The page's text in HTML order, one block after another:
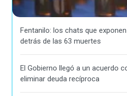
Fentanilo: los chats que
detrás de las 63 muertes
El Gobierno llegó a un acuerdo
eliminar deuda recíproca